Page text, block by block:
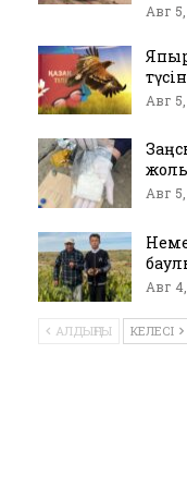
Авг
Авг
Авг
Авг
АЛДЫҢҒЫ КЕЛЕСІ